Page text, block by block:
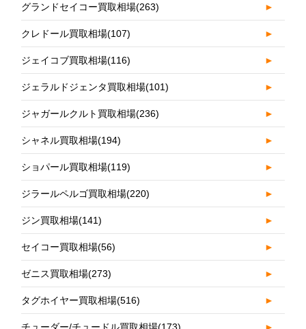
グランドセイコー買取相場(263) ►
クレドール買取相場(107) ►
ジェイコブ買取相場(116) ►
ジェラルドジェンタ買取相場(101) ►
ジャガールクルト買取相場(236) ►
シャネル買取相場(194) ►
ショパール買取相場(119) ►
ジラールペルゴ買取相場(220) ►
ジン買取相場(141) ►
セイコー買取相場(56) ►
ゼニス買取相場(273) ►
タグホイヤー買取相場(516) ►